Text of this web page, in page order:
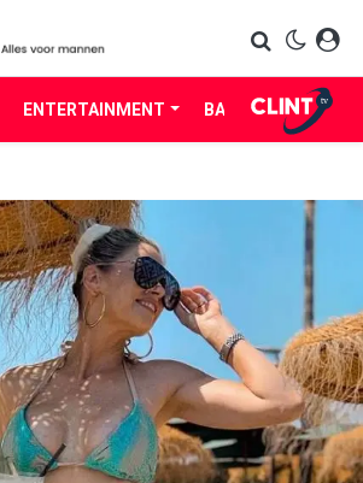
ENTERTAINMENT BABES LIFE